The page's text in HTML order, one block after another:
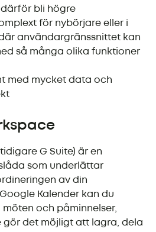
bli högre
för nybörjare eller i
användargränssnittet kan
så många olika funktioner
med mycket data och
G Suite) är en
som underlättar
av din
Kalender kan du
och påminnelser,
gör det möjligt att lagra, dela